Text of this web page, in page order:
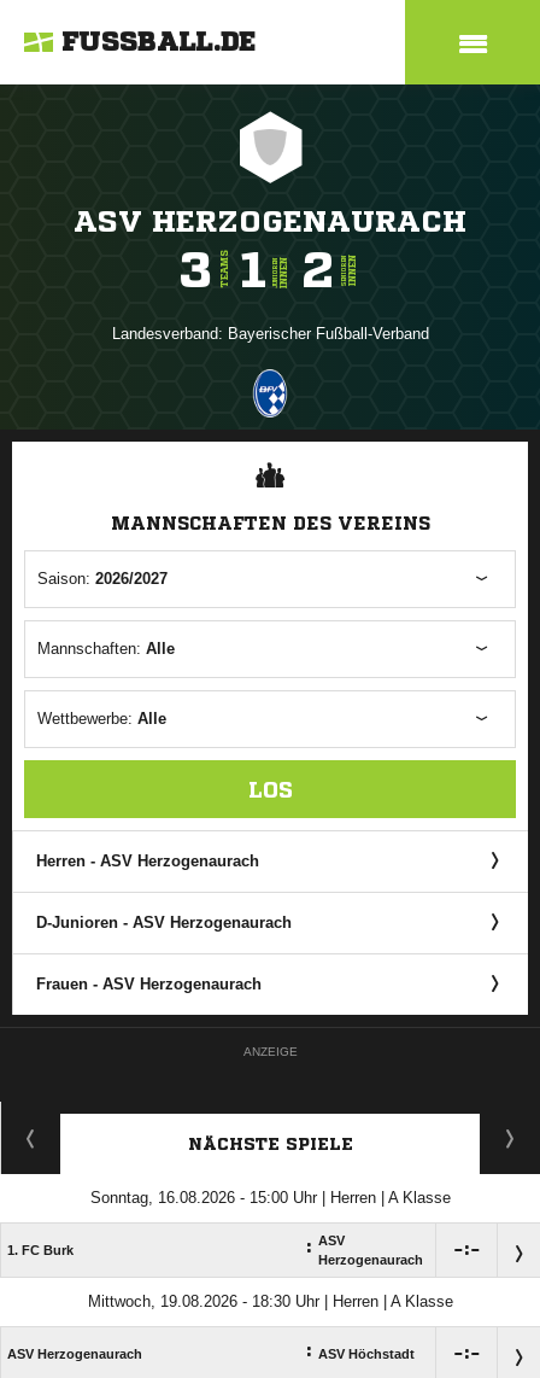
FUSSBALL.DE
ASV HERZOGENAURACH
3 TEAMS 1 JUNIORENINNEN 2 SENIORENINNEN
Landesverband: Bayerischer Fußball-Verband
ANZEIGE
MANNSCHAFTEN DES VEREINS
Saison: 2026/2027
Mannschaften: Alle
Wettbewerbe: Alle
LOS
Herren - ASV Herzogenaurach
D-Junioren - ASV Herzogenaurach
Frauen - ASV Herzogenaurach
ANZEIGE
NÄCHSTE SPIELE
Sonntag, 16.08.2026 - 15:00 Uhr | Herren | A Klasse
1. FC Burk : ASV
Herzogenaurach
:
Mittwoch, 19.08.2026 - 18:30 Uhr | Herren | A Klasse
ASV Herzogenaurach : ASV Höchstadt :